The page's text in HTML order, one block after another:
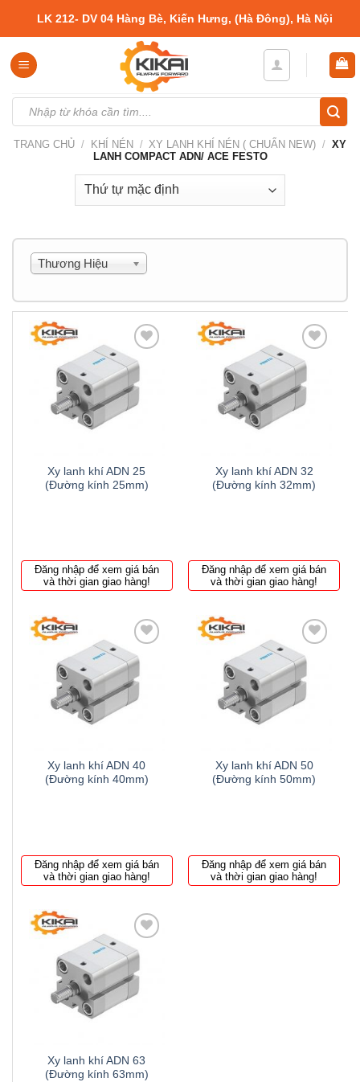
content
LK 212- DV 04 Hàng Bè, Kiến Hưng, (Hà Đông), Hà Nội
kiếm:
TRANG CHỦ / KHÍ NÉN / XY LANH KHÍ NÉN ( CHUẨN NEW) / XY
LANH COMPACT ADN/ ACE FESTO
Thương Hiệu
Thêm
to
wishlist
Xy lanh khí ADN 25
(Đường kính 25mm)
Đăng nhập để xem giá bán
và thời gian giao hàng!
Thêm
to
wishlist
Xy lanh khí ADN 32
(Đường kính 32mm)
Đăng nhập để xem giá bán
và thời gian giao hàng!
Thêm
to
wishlist
Xy lanh khí ADN 40
(Đường kính 40mm)
Đăng nhập để xem giá bán
và thời gian giao hàng!
Thêm
to
wishlist
Xy lanh khí ADN 50
(Đường kính 50mm)
Đăng nhập để xem giá bán
và thời gian giao hàng!
Thêm
to
wishlist
Xy lanh khí ADN 63
(Đường kính 63mm)